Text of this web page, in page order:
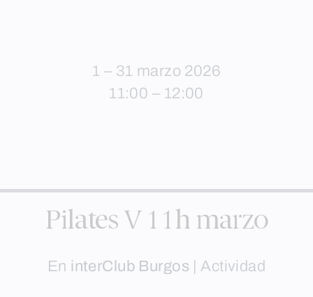
1 – 31 marzo 2026
11:00 – 12:00
Pilates V 11h marzo
En interClub Burgos |Actividad